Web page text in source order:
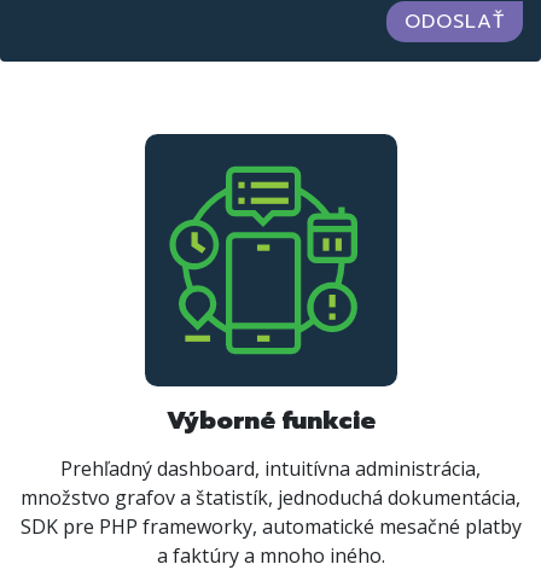
ODOSLAŤ
Výborné funkcie
Prehľadný dashboard, intuitívna administrácia,
množstvo grafov a štatistík, jednoduchá dokumentácia,
SDK pre PHP frameworky, automatické mesačné platby
a faktúry a mnoho iného.